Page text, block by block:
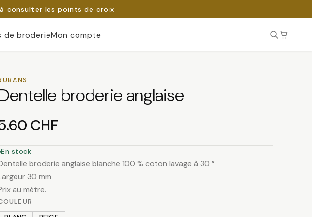
consulter les points de croix
de broderieMon compte
broderie anglaise
CHF
En stock
broderie anglaise blanche 100 % coton lavage à 30 °
30 mm
au mètre.